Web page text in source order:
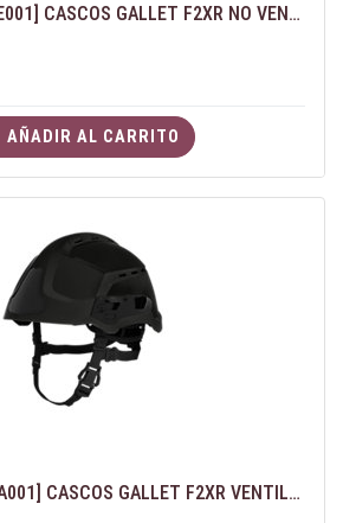
[GR2110012201- RE001] CASCOS GALLET F2XR NO VENTILADO - COLOR ROJO CON GAFAS DE PROTECCIÓN F2XR
AÑADIR AL CARRITO
[GR1110013201- NA001] CASCOS GALLET F2XR VENTILADO - COLOR NEGRO CON GAFAS DE PROTECCIÓN F2XR